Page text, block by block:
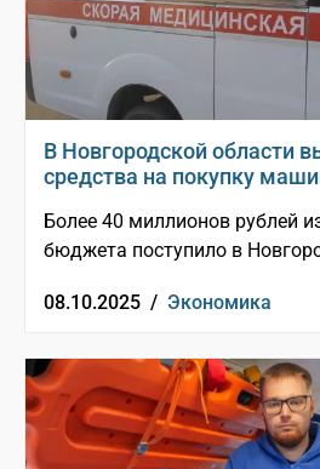
В Новгородской области
средства на покупку
Более 40 миллионов рублей
бюджета поступило в
08.10.2025 / Экономика